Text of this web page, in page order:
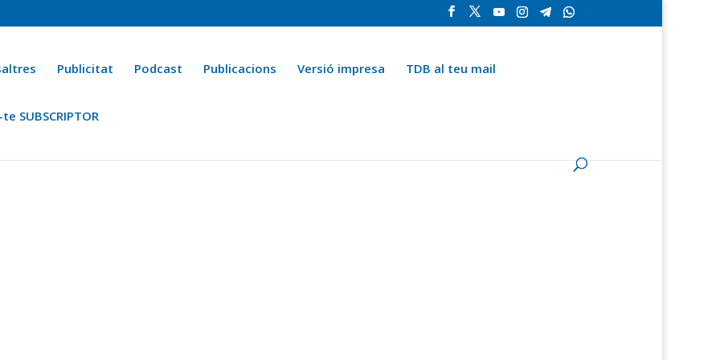
Publicitat Podcast Publicacions Versió impresa TDB al teu mail
SUBSCRIPTOR
Ara fa 25 anys